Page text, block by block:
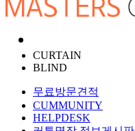
CURTAIN
BLIND
무료방문견적
CUMMUNITY
HELPDESK